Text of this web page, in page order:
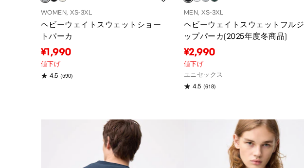
WOMEN, XS-3XL
ヘビーウェイトスウェットショー
トパーカ
¥1,990
値下げ
4.5 (590)
MEN, XS-3XL
ヘビーウェイトスウェットフルジ
ップパーカ(2025年度冬商品)
¥2,990
値下げ
ユニセックス
4.5 (618)